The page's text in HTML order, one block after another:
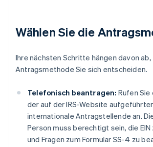
Wählen Sie die
Ihre nächsten Schritte hängen davon
Antragsmethode Sie sich entscheiden.
Telefonisch beantragen: Rufen Sie
der auf der IRS-Website
internationale Antragstellende an.
Person muss berechtigt sein, die EIN
und Fragen zum Formular SS-4 zu